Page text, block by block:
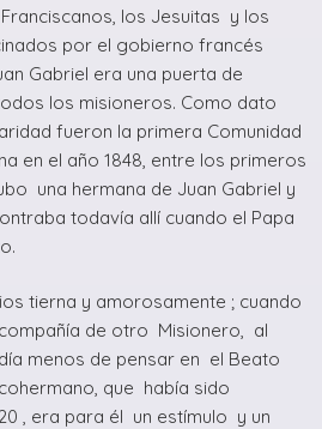
los Jesuitas y los
por el gobierno francés
Gabriel era una puerta de
los misioneros. Como dato
fueron la primera Comunidad
en el año 1848, entre los primeros
una hermana de Juan Gabriel y
todavía allí cuando el Papa
tierna y amorosamente ; cuando
de otro Misionero, al
menos de pensar en el Beato
que había sido
, era para él un estímulo y un